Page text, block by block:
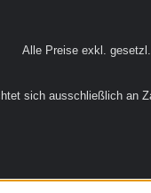
Alle Preise exkl.
sich ausschließlich an